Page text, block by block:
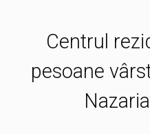
Centrul
pesoane